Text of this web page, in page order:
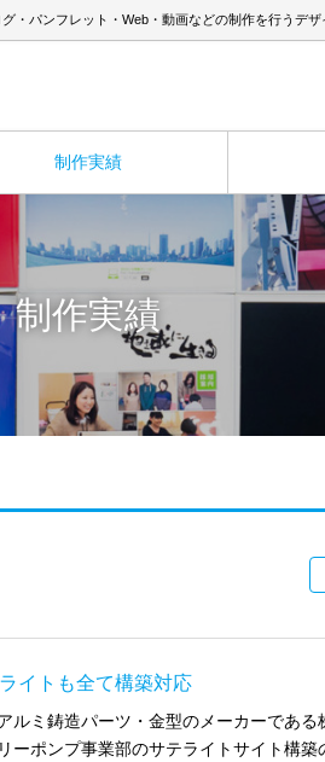
・パンフレット・Web・動画などの制作を行うデザ
制作実績
制作実績
イトも全て構築対応
ルミ鋳造パーツ・金型のメーカーである
ーポンプ事業部のサテライトサイト構築